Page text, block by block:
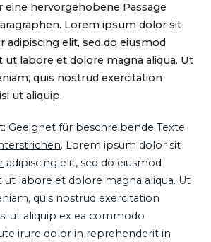
eine hervorgehobene Passage
Lorem ipsum dolor sit
adipiscing elit, sed do eiusmod
labore et dolore magna aliqua. Ut
quis nostrud exercitation
ut aliquip.
Geeignet für beschreibende Texte.
. Lorem ipsum dolor sit
adipiscing elit, sed do eiusmod
labore et dolore magna aliqua. Ut
quis nostrud exercitation
ut aliquip ex ea commodo
irure dolor in reprehenderit in